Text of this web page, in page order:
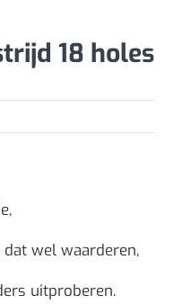
18 holes
wel waarderen,
uitproberen.